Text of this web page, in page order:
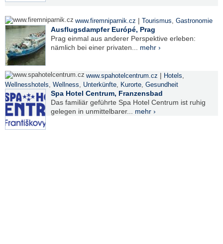
www.firemniparnik.cz | Tourismus, Gastronomie
Ausflugsdampfer Európé, Prag
Prag einmal aus anderer Perspektive erleben:
nämlich bei einer privaten... mehr ›
www.spahotelcentrum.cz | Hotels,
Wellnesshotels, Wellness, Unterkünfte, Kurorte, Gesundheit
Spa Hotel Centrum, Franzensbad
Das familiär geführte Spa Hotel Centrum ist ruhig
gelegen in unmittelbarer... mehr ›